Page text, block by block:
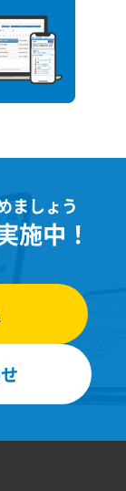
ましょう
施中！